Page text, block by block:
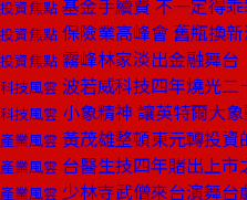
投資焦點 基金手續費 不一定得
投資焦點 保險業高峰會 舊瓶換
投資焦點 霧峰林家淡出金融舞台
科技風雲 波若威科技四年燒光二
科技風雲 小象精神 讓英特爾大
產業風雲 黃茂雄整頓東元轉投資
產業風雲 台醫生技四年賭出上市
產業風雲 少林寺武僧來台演舞台